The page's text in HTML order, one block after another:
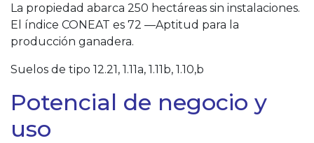
La propiedad abarca 250 hectáreas sin instalaciones.
El índice CONEAT es 72 —Aptitud para la
producción ganadera.
Suelos de tipo 12.21, 1.11a, 1.11b, 1.10,b
Potencial de negocio y
uso